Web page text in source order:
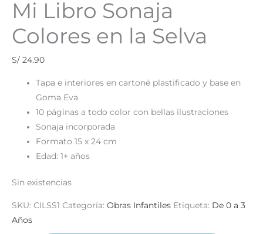
Mi Libro Sonaja
Colores en la Selva
S/ 24.90
Tapa e interiores en cartoné plastificado y base en
Goma Eva
10 páginas a todo color con bellas ilustraciones
Sonaja incorporada
Formato 15 x 24 cm
Edad: 1+ años
Sin existencias
SKU: CILSS1 Categoría: Obras Infantiles Etiqueta: De 0 a 3
Años